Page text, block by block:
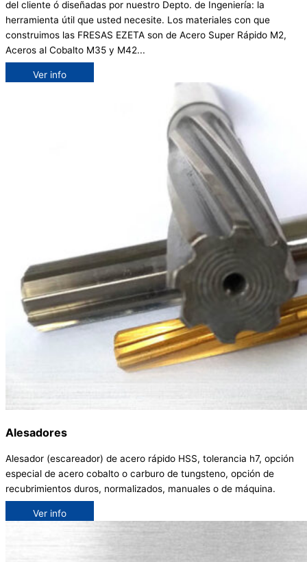
del cliente ó diseñadas por nuestro Depto. de Ingeniería: la
herramienta útil que usted necesite. Los materiales con que
construimos las FRESAS EZETA son de Acero Super Rápido M2,
Aceros al Cobalto M35 y M42...
Ver info
Alesadores
Alesador (escareador) de acero rápido HSS, tolerancia h7, opción
especial de acero cobalto o carburo de tungsteno, opción de
recubrimientos duros, normalizados, manuales o de máquina.
Ver info